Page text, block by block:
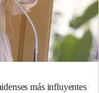
más influyentes